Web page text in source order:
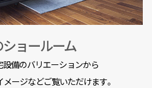
ョールーム
備のバリエーションから
ージなどご覧いただけます。